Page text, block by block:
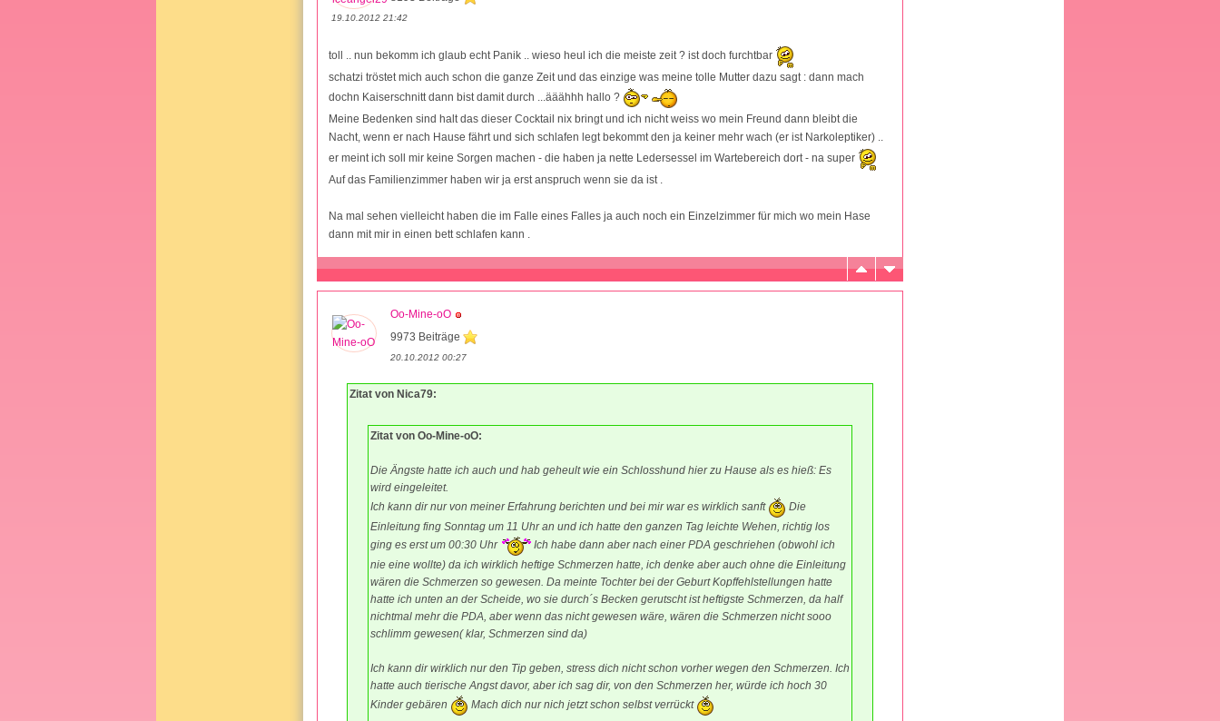
19.10.2012 21:42
toll .. nun bekomm ich glaub echt Panik .. wieso heul ich die meiste zeit ? ist doch furchtbar
schatzi tröstet mich auch schon die ganze Zeit und das einzige was meine tolle Mutter dazu sagt : dann mach
dochn Kaiserschnitt dann bist damit durch ...ääähhh hallo ?
Meine Bedenken sind halt das dieser Cocktail nix bringt und ich nicht weiss wo mein Freund dann bleibt die
Nacht, wenn er nach Hause fährt und sich schlafen legt bekommt den ja keiner mehr wach (er ist Narkoleptiker) ..
er meint ich soll mir keine Sorgen machen - die haben ja nette Ledersessel im Wartebereich dort - na super
Auf das Familienzimmer haben wir ja erst anspruch wenn sie da ist .
Na mal sehen vielleicht haben die im Falle eines Falles ja auch noch ein Einzelzimmer für mich wo mein Hase
dann mit mir in einen bett schlafen kann .
Oo-Mine-oO
9973 Beiträge
20.10.2012 00:27
Zitat von Nica79:
Zitat von Oo-Mine-oO:
Die Ängste hatte ich auch und hab geheult wie ein Schlosshund hier zu Hause als es hieß: Es
wird eingeleitet.
Ich kann dir nur von meiner Erfahrung berichten und bei mir war es wirklich sanft
Die
Einleitung fing Sonntag um 11 Uhr an und ich hatte den ganzen Tag leichte Wehen, richtig los
ging es erst um 00:30 Uhr
Ich habe dann aber nach einer PDA geschriehen (obwohl ich
nie eine wollte) da ich wirklich heftige Schmerzen hatte, ich denke aber auch ohne die Einleitung
wären die Schmerzen so gewesen. Da meinte Tochter bei der Geburt Kopffehlstellungen hatte
hatte ich unten an der Scheide, wo sie durch´s Becken gerutscht ist heftigste Schmerzen, da half
nichtmal mehr die PDA, aber wenn das nicht gewesen wäre, wären die Schmerzen nicht sooo
schlimm gewesen( klar, Schmerzen sind da)
Ich kann dir wirklich nur den Tip geben, stress dich nicht schon vorher wegen den Schmerzen. Ich
hatte auch tierische Angst davor, aber ich sag dir, von den Schmerzen her, würde ich hoch 30
Kinder gebären
Mach dich nur nich jetzt schon selbst verrückt